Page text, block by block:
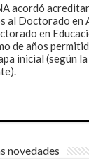
acordó
al Doctorado en
en
de años
inicial (según
novedades